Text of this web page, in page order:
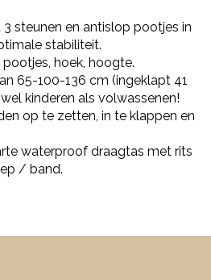
steunen en antislop pootjes in
stabiliteit.
hoek, hoogte.
65-100-136 cm (ingeklapt 41
kinderen als volwassenen!
op te zetten, in te klappen en
waterproof draagtas met rits
/ band.